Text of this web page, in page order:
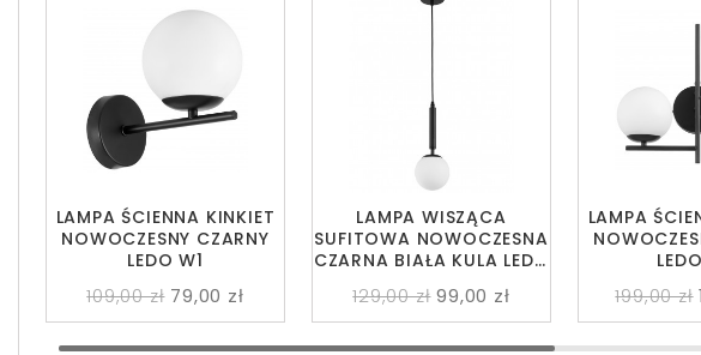
LAMPA WISZĄCA
SUFITOWA NOWOCZESNA
CZARNA BIAŁA KULA LEDO
129,00 zł 99,00 zł
LAMPA ŚCIENNA KINKIET
NOWOCZESNY CZARNY
LEDO W1
109,00 zł 79,00 zł
LAMPA
199,00 zł